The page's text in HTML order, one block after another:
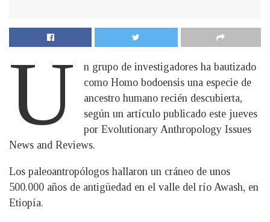
U
n grupo de investigadores ha bautizado
como Homo bodoensis una especie de
ancestro humano recién descubierta,
según un artículo publicado este jueves
por Evolutionary Anthropology Issues
News and Reviews.
Los paleoantropólogos hallaron un cráneo de unos
500.000 años de antigüedad en el valle del río Awash, en
Etiopía.